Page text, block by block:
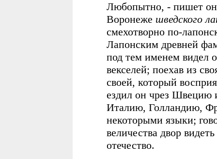
Любопытно, - пишет он
Воронеже шведского
смехотворно по-
Лапонским древней
под тем именем видел
векселей; поехав из
своей, который
ездил он чрез
Италию, Голландию,
некоторыми языки;
величества двор
отечество.